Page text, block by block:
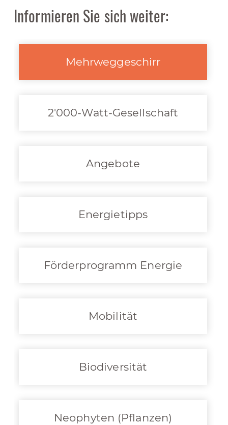
Informieren Sie sich weiter:
Mehrweggeschirr
2'000-Watt-Gesellschaft
Angebote
Energietipps
Förderprogramm Energie
Mobilität
Biodiversität
Neophyten (Pflanzen)